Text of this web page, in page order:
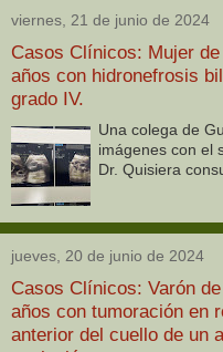
viernes, 21 de junio de 2024
Casos Clínicos: Mujer
años con hidronefrosis
grado IV.
Una colega de
imágenes con el
Dr. Quisiera
jueves, 20 de junio de 2024
Casos Clínicos: Varón
años con tumoración en
anterior del cuello de un